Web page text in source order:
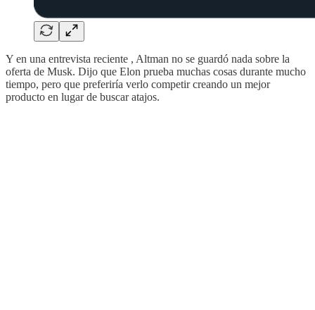
Y en una entrevista reciente , Altman no se guardó nada sobre la
oferta de Musk. Dijo que Elon prueba muchas cosas durante mucho
tiempo, pero que preferiría verlo competir creando un mejor
producto en lugar de buscar atajos.